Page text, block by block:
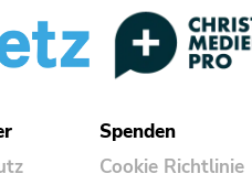
Spenden
Cookie Richtlinie